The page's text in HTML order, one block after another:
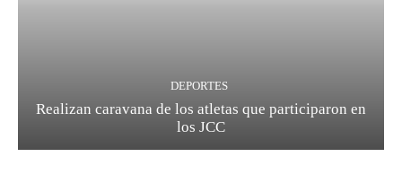
DEPORTES
Realizan caravana de los atletas que participaron en
los JCC